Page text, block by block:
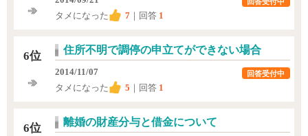
タメになった
7 ｜回答 1
6位 住所不明で調停の申立てができない場合
2014/11/07
タメになった
5 ｜回答 1
回答受付中
6位 離婚の財産分与と借金について